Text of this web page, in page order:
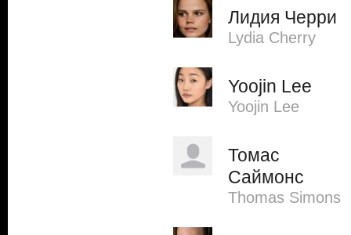
Лидия Черри
Lydia Cherry
Yoojin Lee
Yoojin Lee
Томас
Саймонс
Thomas Simons